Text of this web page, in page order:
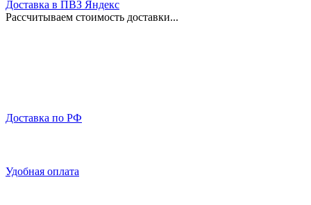
Доставка в ПВЗ Яндекс
Рассчитываем стоимость доставки...
Доставка по РФ
Удобная оплата